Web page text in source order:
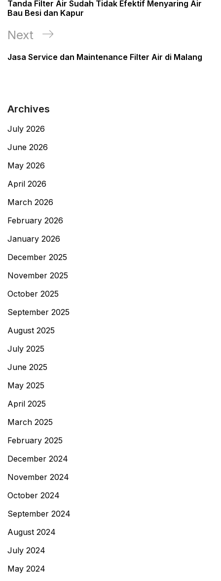
Tanda Filter Air Sudah Tidak Efektif Menyaring Air
Bau Besi dan Kapur
Next
Post
Next
Jasa Service dan Maintenance Filter Air di Malang
Archives
July 2026
June 2026
May 2026
April 2026
March 2026
February 2026
January 2026
December 2025
November 2025
October 2025
September 2025
August 2025
July 2025
June 2025
May 2025
April 2025
March 2025
February 2025
December 2024
November 2024
October 2024
September 2024
August 2024
July 2024
May 2024